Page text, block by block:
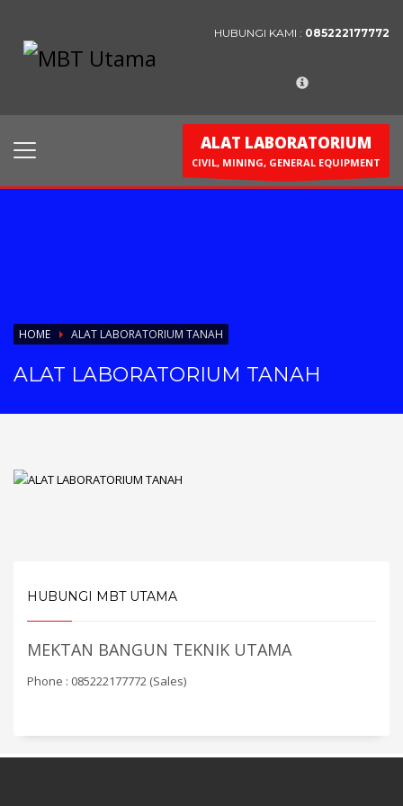
Contact Us
Jl. Raya Caringin No. 391 Kab. Bandung
Phone : 022 686 5330
HUBUNGI KAMI : 085222177772
ALAT LABORATORIUM
CIVIL, MINING, GENERAL EQUIPMENT
HOME ALAT LABORATORIUM TANAH
ALAT LABORATORIUM TANAH
HUBUNGI MBT UTAMA
MEKTAN BANGUN TEKNIK UTAMA
Phone : 085222177772 (Sales)